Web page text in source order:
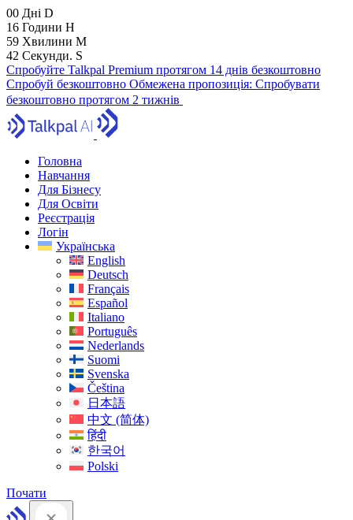
00 Дні D
16 Години H
59 Хвилини M
41 Секунди. S
Спробуйте Talkpal Premium протягом 14 днів безкоштовно
Спробуй безкоштовно Обмежена пропозиція: Спробувати
безкоштовно протягом 2 тижнів
Головна
Навчання
Для Бізнесу
Для Освіти
Реєстрація
Логін
Українська
English
Deutsch
Français
Español
Italiano
Português
Nederlands
Suomi
Svenska
Čeština
日本語
中文 (简体)
हिंदी
한국어
Polski
Почати